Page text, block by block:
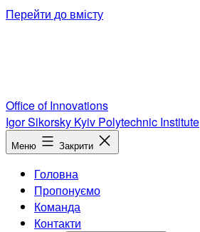
Перейти до вмісту
Office of Innovations
Igor Sikorsky Kyiv Polytechnic Institute
Меню Закрити
Головна
Пропонуємо
Команда
Контакти